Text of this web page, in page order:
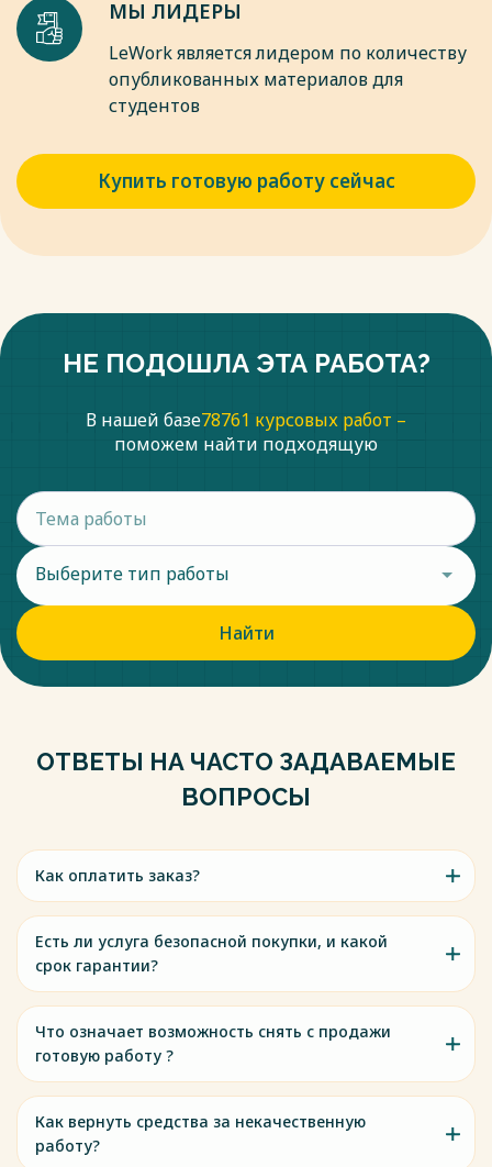
МЫ ЛИДЕРЫ
LeWork является лидером по количеству
опубликованных материалов для
студентов
Купить готовую работу сейчас
НЕ ПОДОШЛА ЭТА РАБОТА?
В нашей базе78761 курсовых работ –
поможем найти подходящую
Выберите тип работы
Найти
ОТВЕТЫ НА ЧАСТО ЗАДАВАЕМЫЕ
ВОПРОСЫ
Как оплатить заказ?
Есть ли услуга безопасной покупки, и какой
срок гарантии?
Что означает возможность снять с продажи
готовую работу ?
Как вернуть средства за некачественную
работу?